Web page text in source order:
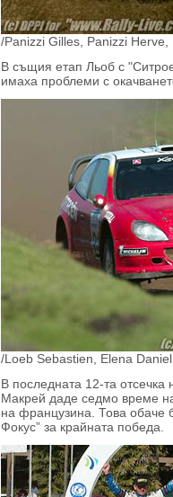
/Panizzi Gilles, Panizzi
В същия етап Льоб с
имаха проблеми с
/Loeb Sebastien, Elena
В последната 12-та
Макрей даде седмо време
на французина. Това обаче
Фокус” за крайната победа.